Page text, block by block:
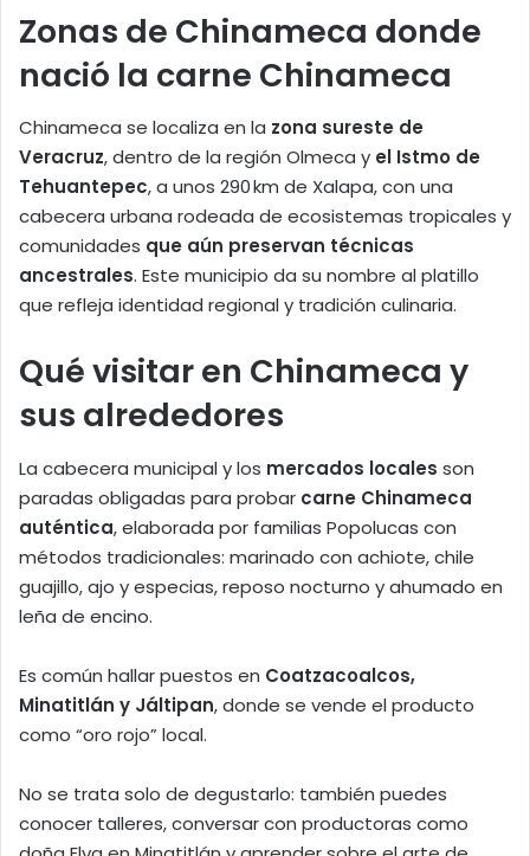
Zonas de Chinameca donde
nació la carne Chinameca
Chinameca se localiza en la zona sureste de
Veracruz, dentro de la región Olmeca y el Istmo de
Tehuantepec, a unos 290 km de Xalapa, con una
cabecera urbana rodeada de ecosistemas tropicales y
comunidades que aún preservan técnicas
ancestrales. Este municipio da su nombre al platillo
que refleja identidad regional y tradición culinaria.
Qué visitar en Chinameca y
sus alrededores
La cabecera municipal y los mercados locales son
paradas obligadas para probar carne Chinameca
auténtica, elaborada por familias Popolucas con
métodos tradicionales: marinado con achiote, chile
guajillo, ajo y especias, reposo nocturno y ahumado en
leña de encino.
Es común hallar puestos en Coatzacoalcos,
Minatitlán y Jáltipan, donde se vende el producto
como “oro rojo” local.
No se trata solo de degustarlo: también puedes
conocer talleres, conversar con productoras como